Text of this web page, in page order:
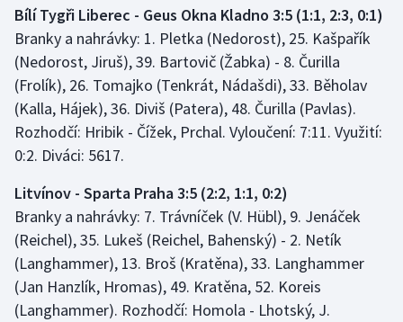
Bílí Tygři Liberec - Geus Okna Kladno 3:5 (1:1, 2:3, 0:1)
Branky a nahrávky: 1. Pletka (Nedorost), 25. Kašpařík
(Nedorost, Jiruš), 39. Bartovič (Žabka) - 8. Čurilla
(Frolík), 26. Tomajko (Tenkrát, Nádašdi), 33. Běholav
(Kalla, Hájek), 36. Diviš (Patera), 48. Čurilla (Pavlas).
Rozhodčí: Hribik - Čížek, Prchal. Vyloučení: 7:11. Využití:
0:2. Diváci: 5617.
Litvínov - Sparta Praha 3:5 (2:2, 1:1, 0:2)
Branky a nahrávky: 7. Trávníček (V. Hübl), 9. Jenáček
(Reichel), 35. Lukeš (Reichel, Bahenský) - 2. Netík
(Langhammer), 13. Broš (Kratěna), 33. Langhammer
(Jan Hanzlík, Hromas), 49. Kratěna, 52. Koreis
(Langhammer). Rozhodčí: Homola - Lhotský, J.